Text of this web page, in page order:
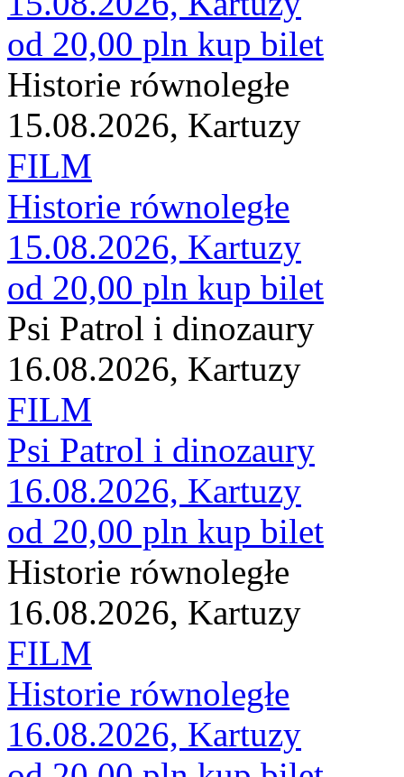
od 20,00 pln kup bilet
Historie równoległe
15.08.2026, Kartuzy
FILM
Historie równoległe
15.08.2026, Kartuzy
od 20,00 pln kup bilet
Psi Patrol i dinozaury
16.08.2026, Kartuzy
FILM
Psi Patrol i dinozaury
16.08.2026, Kartuzy
od 20,00 pln kup bilet
Historie równoległe
16.08.2026, Kartuzy
FILM
Historie równoległe
16.08.2026, Kartuzy